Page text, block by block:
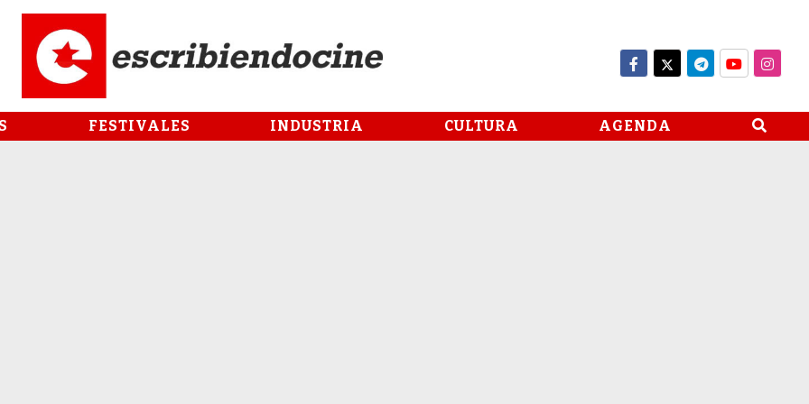
FESTIVALES INDUSTRIA CULTURA AGENDA